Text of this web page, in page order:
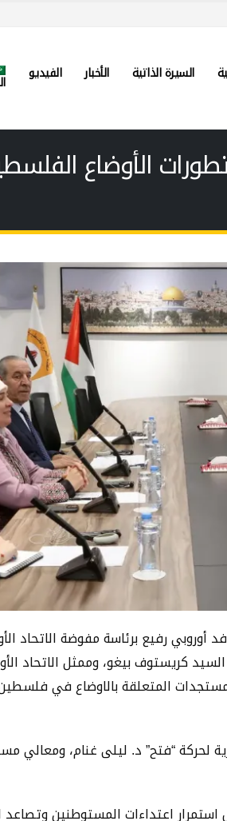
السيرة الذاتية الأخبار الفيديو
الأوضاع
مع وفد أوروبي رفيع برئاسة مفوضة
كريستوف بيغو، وممثل الاتحاد
المتعلقة بالاوضاع في
لحركة “فتح” د. ليلى غنام، ومعالي
اعتداءات المستوطنين